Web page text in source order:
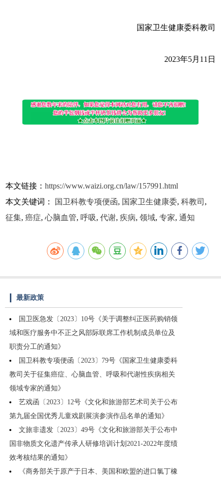
国家卫生健康委科教司
2023年5月11日
本文链接：https://www.waizi.org.cn/law/157991.html
本文关键词：
国卫科教专项便函, 国家卫生健康委,科教司 ,
征集,癌症,心脑血管,呼吸,代谢,疾病,领域,专家,通知
最新政策
国卫医急发〔2023〕10号《关于调整纠正医药购销领
域和医疗服务中不正之风部际联席工作机制成员单位及
职责分工的通知》
国卫科教专项便函〔2023〕79号《国家卫生健康委科
教司关于征集癌症、心脑血管、呼吸和代谢性疾病相关
领域专家的通知》
艺戏函〔2023〕12号《文化和旅游部艺术司关于公布
第九届全国优秀儿童戏剧展演参演作品名单的通知》
文旅非遗发〔2023〕49号《文化和旅游部关于公布中
国非物质文化遗产传承人研修培训计划2021-2022年度绩
效考核结果的通知》
《商务部关于原产于日本、美国和欧盟的进口氯丁橡